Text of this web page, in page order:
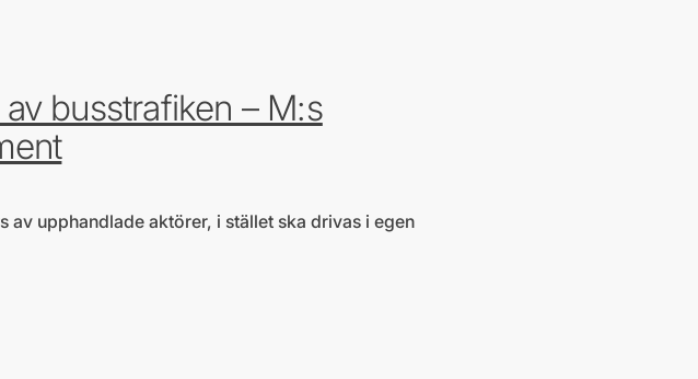
busstrafiken – M:s
upphandlade aktörer, i stället ska drivas i egen